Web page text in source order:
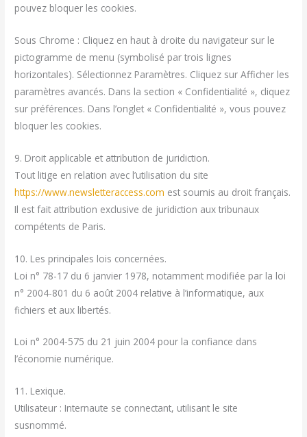
pouvez bloquer les cookies.
Sous Chrome : Cliquez en haut à droite du navigateur sur le
pictogramme de menu (symbolisé par trois lignes
horizontales). Sélectionnez Paramètres. Cliquez sur Afficher les
paramètres avancés. Dans la section « Confidentialité », cliquez
sur préférences. Dans l’onglet « Confidentialité », vous pouvez
bloquer les cookies.
9. Droit applicable et attribution de juridiction.
Tout litige en relation avec l’utilisation du site
https://www.newsletteraccess.com est soumis au droit français.
Il est fait attribution exclusive de juridiction aux tribunaux
compétents de Paris.
10. Les principales lois concernées.
Loi n° 78-17 du 6 janvier 1978, notamment modifiée par la loi
n° 2004-801 du 6 août 2004 relative à l’informatique, aux
fichiers et aux libertés.
Loi n° 2004-575 du 21 juin 2004 pour la confiance dans
l’économie numérique.
11. Lexique.
Utilisateur : Internaute se connectant, utilisant le site
susnommé.